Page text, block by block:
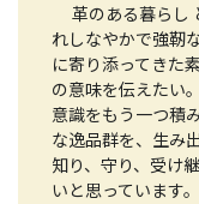
革のある暮らし
れしなやかで強靭
に寄り添ってきた
の意味を伝えたい
意識をもう一つ積
な逸品群を、生み
知り、守り、受け
いと思っています。